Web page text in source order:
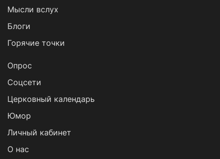
Мысли вслух
Блоги
Горячие точки
Опрос
Cоцсети
Церковный календарь
Юмор
Личный кабинет
О нас